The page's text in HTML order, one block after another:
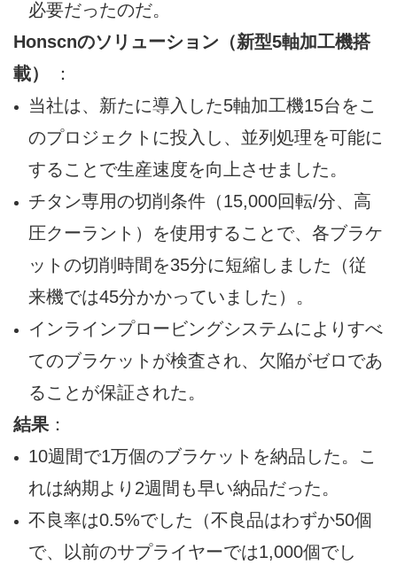
必要だったのだ。
Honscnのソリューション（新型5軸加工機搭
載）
：
当社は、新たに導入した5軸加工機15台をこ
のプロジェクトに投入し、並列処理を可能に
することで生産速度を向上させました。
チタン専用の切削条件（15,000回転/分、高
圧クーラント）を使用することで、各ブラケ
ットの切削時間を35分に短縮しました（従
来機では45分かかっていました）。
インラインプロービングシステムによりすべ
てのブラケットが検査され、欠陥がゼロであ
ることが保証された。
結果 ：
10週間で1万個のブラケットを納品した。こ
れは納期より2週間も早い納品だった。
不良率は0.5%でした（不良品はわずか50個
で、以前のサプライヤーでは1,000個でし